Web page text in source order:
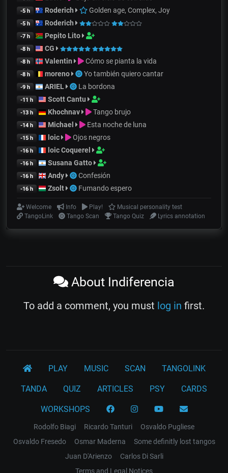
-5 h Roderich Golden age, Complex, Joy
-5 h Roderich
-7 h Pepito Lito
-8 h CG
-8 h Valentin Cómo se pianta la vida
-8 h moreno Yo también quiero cantar
-9 h ARIEL La bordona
-11 h Scott Cantu
-13 h Khochnav Tango brujo
-14 h Michael Esta noche de luna
-15 h loic Ojos negros
-16 h loic Coquerel
-16 h Susana Gatto
-16 h Andy Confesión
-16 h Zsolt Fumando espero
Welcome Info Play!
Musical personality test
TangoLink
Tango Scan Tango Quiz Lyrics annotation
About Indiferencia
To add a comment, you must log in first.
PLAY MUSIC SCAN TANGOLINK
TANDA QUIZ ARTICLES PSY CARDS
WORKSHOPS
Rodolfo Biagi Ricardo Tanturi
Osvaldo Pugliese
Osvaldo Fresedo
Osmar Maderna
Some definitly lost tangos
Juan D'Arienzo
Carlos Di Sarli
Terms and Legal Notices